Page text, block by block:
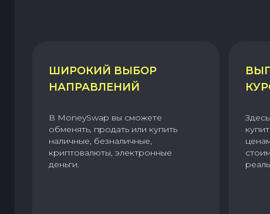
ШИРОКИЙ ВЫБОР
НАПРАВЛЕНИЙ
В MoneySwap вы сможете
обменять, продать или купить
наличные, безналичные,
криптовалюты, электронные
деньги.